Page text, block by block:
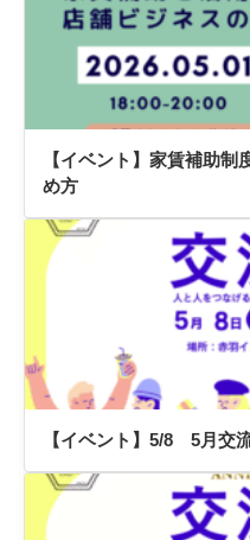
【イベント】家賃補助
め方
【イベント】5/8 5月交